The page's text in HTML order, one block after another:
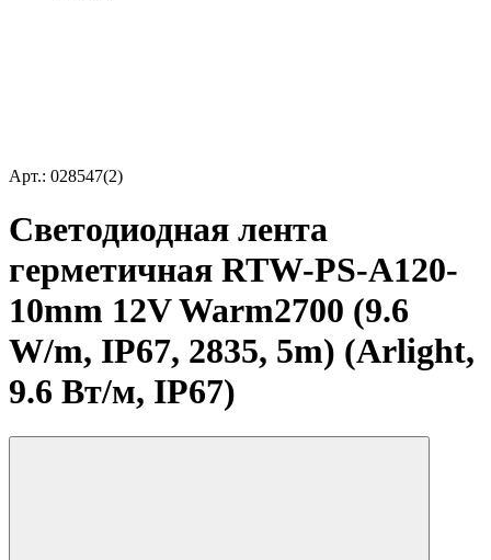
Арт.: 028547(2)
Светодиодная лента
герметичная RTW-PS-A120-
10mm 12V Warm2700 (9.6
W/m, IP67, 2835, 5m) (Arlight,
9.6 Вт/м, IP67)